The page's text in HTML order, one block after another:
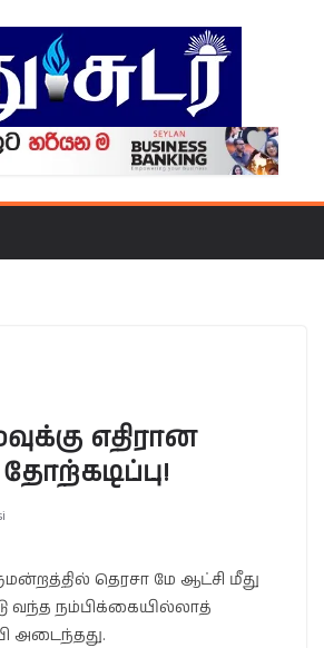
எதிரான
தெரசா மே ஆட்சி மீது
நம்பிக்கையில்லாத்
அடைந்தது.